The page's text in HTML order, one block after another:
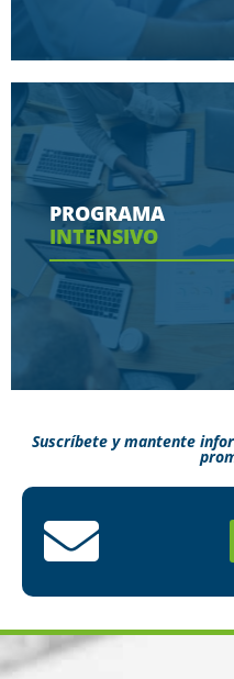
Conoce aquí las
contaras
PROGRAMA
INTENSIVO
estudios
Suscríbete y mantente